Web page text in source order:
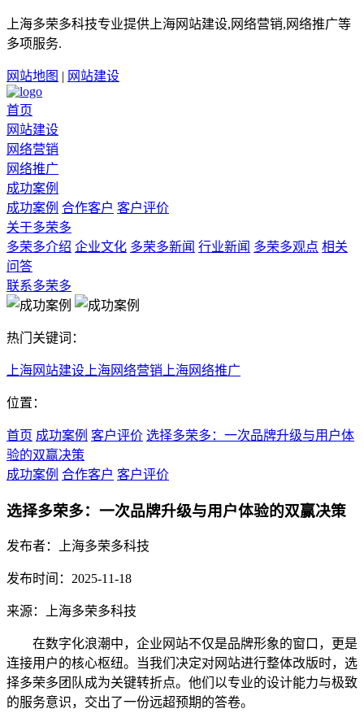
上海多荣多科技专业提供上海网站建设,网络营销,网络推广等
多项服务.
网站地图 | 网站建设
首页
网站建设
网络营销
网络推广
成功案例
成功案例 合作客户 客户评价
关于多荣多
多荣多介绍 企业文化 多荣多新闻 行业新闻 多荣多观点 相关
问答
联系多荣多
热门关键词：
上海网站建设 上海网络营销 上海网络推广
位置：
首页 成功案例 客户评价 选择多荣多：一次品牌升级与用户体
验的双赢决策
成功案例 合作客户 客户评价
选择多荣多：一次品牌升级与用户体验的双赢决策
发布者：上海多荣多科技
发布时间：2025-11-18
来源：上海多荣多科技
在数字化浪潮中，企业网站不仅是品牌形象的窗口，更是
连接用户的核心枢纽。当我们决定对网站进行整体改版时，选
择多荣多团队成为关键转折点。他们以专业的设计能力与极致
的服务意识，交出了一份远超预期的答卷。